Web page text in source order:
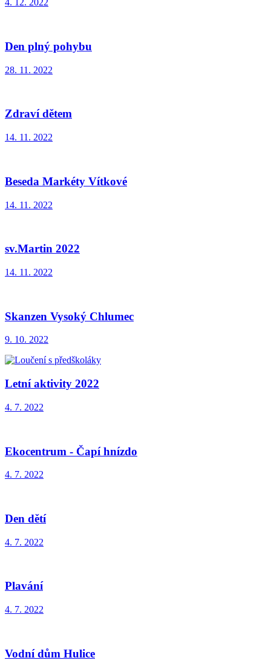
4. 12. 2022
Den plný pohybu
28. 11. 2022
Zdraví dětem
14. 11. 2022
Beseda Markéty Vítkové
14. 11. 2022
sv.Martin 2022
14. 11. 2022
Skanzen Vysoký Chlumec
9. 10. 2022
Letní aktivity 2022
4. 7. 2022
Ekocentrum - Čapí hnízdo
4. 7. 2022
Den dětí
4. 7. 2022
Plavání
4. 7. 2022
Vodní dům Hulice